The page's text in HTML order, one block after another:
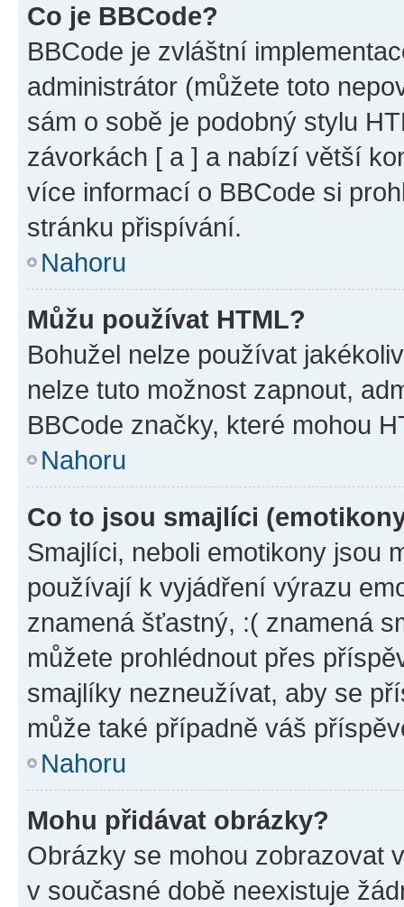
Co je BBCode?
BBCode je zvláštní
administrátor (můžete toto
sám o sobě je podobný stylu
závorkách [ a ] a nabízí větší
více informací o BBCode si
stránku přispívání.
Nahoru
Můžu používat HTML?
Bohužel nelze používat
nelze tuto možnost zapnout,
BBCode značky, které mohou
Nahoru
Co to jsou smajlíci
Smajlíci, neboli emotikony jsou
používají k vyjádření výrazu
znamená šťastný, :( znamená
můžete prohlédnout přes
smajlíky nezneužívat, aby se
může také případně váš
Nahoru
Mohu přidávat obrázky?
Obrázky se mohou zobrazovat
v současné době neexistuje